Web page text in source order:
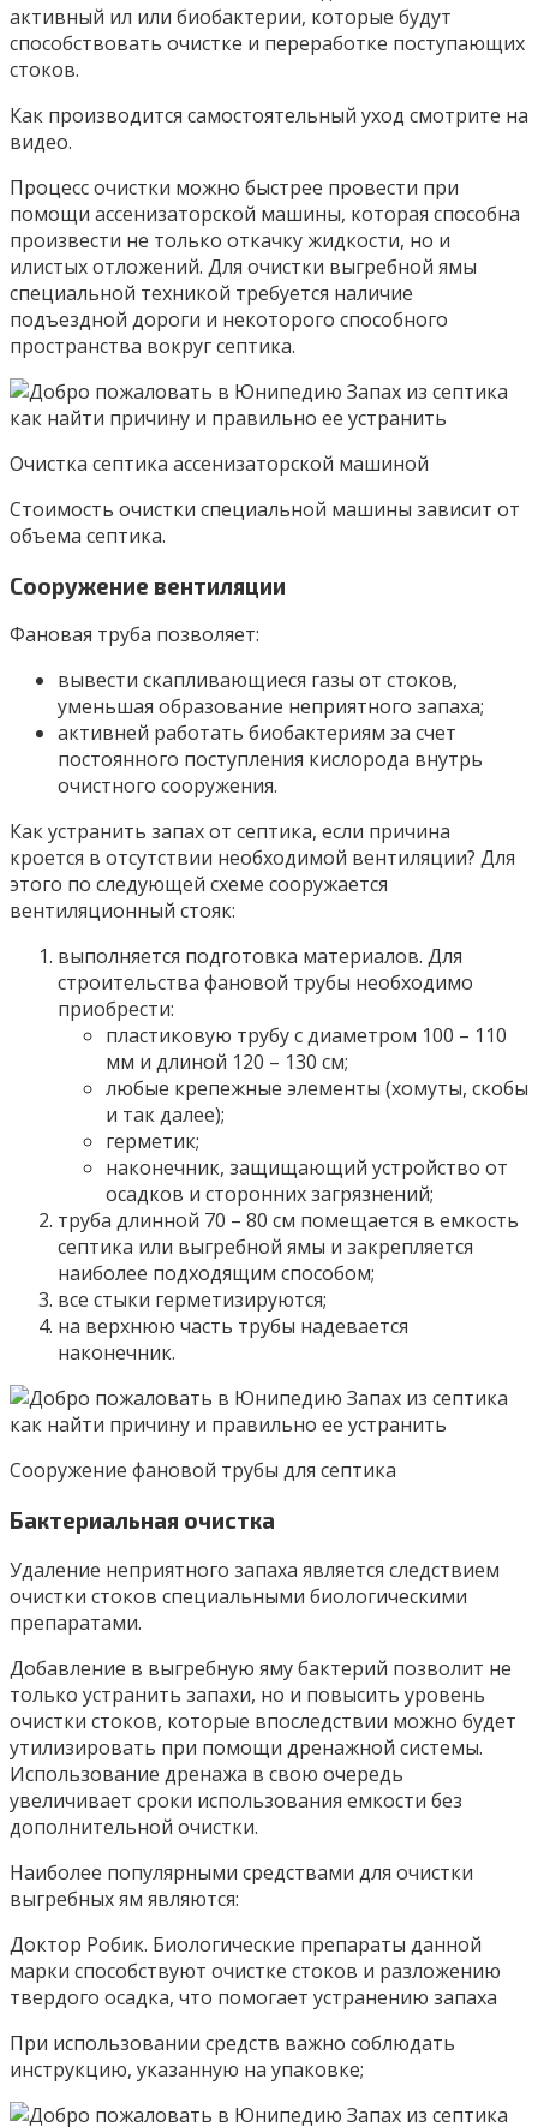
активный ил или биобактерии, которые будут
способствовать очистке и переработке поступающих
стоков.
Как производится самостоятельный уход смотрите на
видео.
Процесс очистки можно быстрее провести при
помощи ассенизаторской машины, которая способна
произвести не только откачку жидкости, но и
илистых отложений. Для очистки выгребной ямы
специальной техникой требуется наличие
подъездной дороги и некоторого способного
пространства вокруг септика.
Очистка септика ассенизаторской машиной
Стоимость очистки специальной машины зависит от
объема септика.
Сооружение вентиляции
Фановая труба позволяет:
вывести скапливающиеся газы от стоков,
уменьшая образование неприятного запаха;
активней работать биобактериям за счет
постоянного поступления кислорода внутрь
очистного сооружения.
Как устранить запах от септика, если причина
кроется в отсутствии необходимой вентиляции? Для
этого по следующей схеме сооружается
вентиляционный стояк:
выполняется подготовка материалов. Для
строительства фановой трубы необходимо
приобрести:
пластиковую трубу с диаметром 100 – 110
мм и длиной 120 – 130 см;
любые крепежные элементы (хомуты, скобы
и так далее);
герметик;
наконечник, защищающий устройство от
осадков и сторонних загрязнений;
труба длинной 70 – 80 см помещается в емкость
септика или выгребной ямы и закрепляется
наиболее подходящим способом;
все стыки герметизируются;
на верхнюю часть трубы надевается
наконечник.
Сооружение фановой трубы для септика
Бактериальная очистка
Удаление неприятного запаха является следствием
очистки стоков специальными биологическими
препаратами.
Добавление в выгребную яму бактерий позволит не
только устранить запахи, но и повысить уровень
очистки стоков, которые впоследствии можно будет
утилизировать при помощи дренажной системы.
Использование дренажа в свою очередь
увеличивает сроки использования емкости без
дополнительной очистки.
Наиболее популярными средствами для очистки
выгребных ям являются:
Доктор Робик. Биологические препараты данной
марки способствуют очистке стоков и разложению
твердого осадка, что помогает устранению запаха
При использовании средств важно соблюдать
инструкцию, указанную на упаковке;